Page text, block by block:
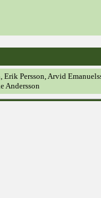
Persson, Arvid
Andersson